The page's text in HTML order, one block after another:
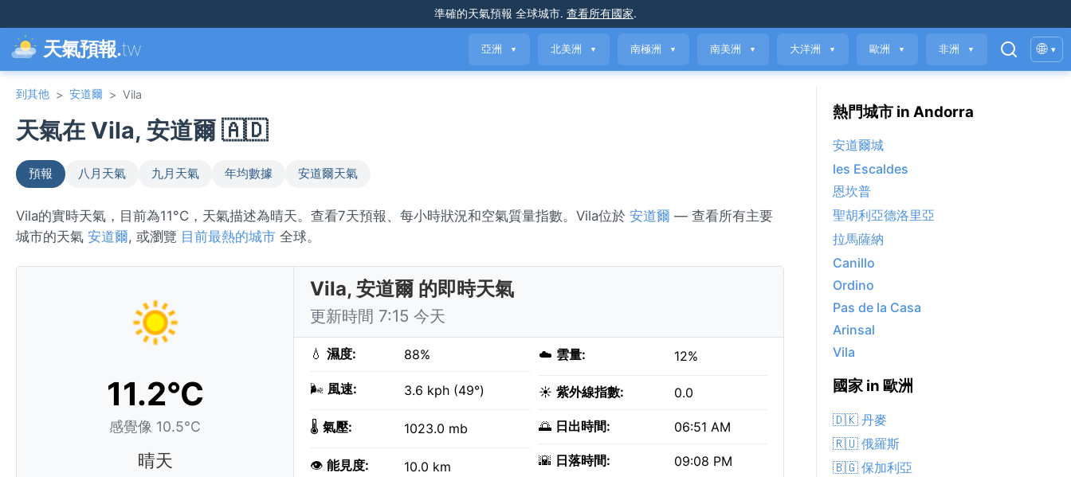
準確的天氣預報 全球城市. 查看所有國家.
天氣預報.tw 亞洲 ▼ 北美洲 ▼ 南極洲 ▼ 南美洲 ▼ 大洋洲 ▼ 歐洲 ▼ 非洲 ▼ 🌐 ▾
到其他 > 安道爾 > Vila
天氣在 Vila, 安道爾 🇦🇩
預報 八月天氣 九月天氣 年均數據 安道爾天氣
Vila的實時天氣，目前為11°C，天氣描述為晴天。查看7天預報、每小時狀況和空氣質量指數。Vila位於 安道爾 — 查看所有主要
城市的天氣 安道爾, 或瀏覽 目前最熱的城市 全球。
11.2°C
感覺像 10.5°C
晴天
Vila, 安道爾 的即時天氣
更新時間 7:15 今天
💧 濕度: 88%
🌬️ 風速: 3.6 kph (49°)
🌡️ 氣壓: 1023.0 mb
👁️ 能見度: 10.0 km
☁️ 雲量: 12%
☀️ 紫外線指數: 0.0
🌅 日出時間: 06:51 AM
🌇 日落時間: 09:08 PM
熱門城市 in Andorra
安道爾城
les Escaldes
恩坎普
聖胡利亞德洛里亞
拉馬薩納
Canillo
Ordino
Pas de la Casa
Arinsal
Vila
國家 in 歐洲
🇩🇰 丹麥
🇷🇺 俄羅斯
🇧🇬 保加利亞